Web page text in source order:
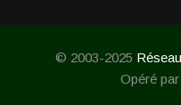
© 2003-2025
Opéré par